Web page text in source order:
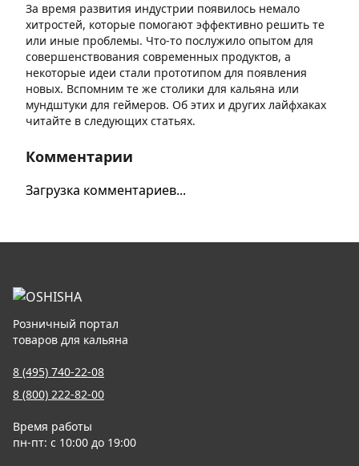
За время развития индустрии появилось немало
хитростей, которые помогают эффективно решить те
или иные проблемы. Что-то послужило опытом для
совершенствования современных продуктов, а
некоторые идеи стали прототипом для появления
новых. Вспомним те же столики для кальяна или
мундштуки для геймеров. Об этих и других лайфхаках
читайте в следующих статьях.
Комментарии
Загрузка комментариев...
Розничный портал
товаров для кальяна
8 (495) 740-22-08
8 (800) 222-82-00
Время работы
пн-пт: с 10:00 до 19:00